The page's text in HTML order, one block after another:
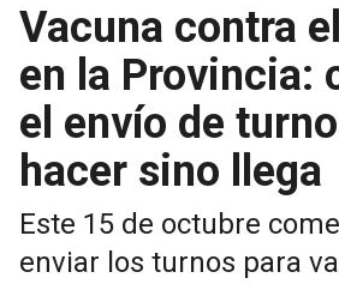
Vacuna contra
en la Provincia:
el envío de
hacer sino llega
Este 15 de octubre
enviar los turnos para